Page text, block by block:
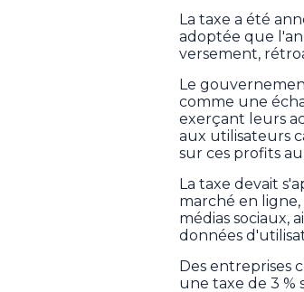
La taxe a été
adoptée que
versement,
Le
comme une
exerçant leurs
aux utilisateurs
sur ces profits au
La taxe devait
marché en
médias sociaux,
données
Des entreprises
une taxe de 3 %